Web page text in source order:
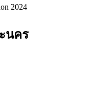
2024
นคร